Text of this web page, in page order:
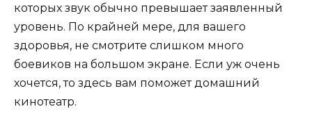
которых звук обычно превышает заявленный
уровень. По крайней мере, для вашего
здоровья, не смотрите слишком много
боевиков на большом экране. Если уж очень
хочется, то здесь вам поможет домашний
кинотеатр.